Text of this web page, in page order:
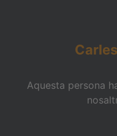
Carles
Aquesta persona